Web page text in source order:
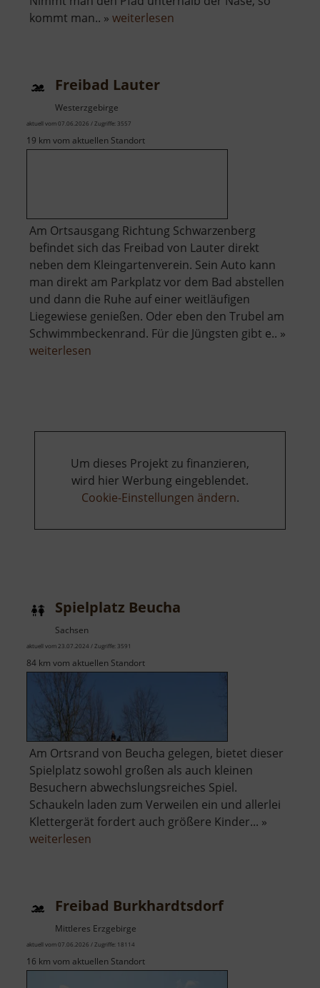
kommt man.. » weiterlesen
Freibad Lauter
Westerzgebirge
aktuell vom 07.06.2026 / Zugriffe: 3557
19 km vom aktuellen Standort
Am Ortsausgang Richtung Schwarzenberg
befindet sich das Freibad von Lauter direkt
neben dem Kleingartenverein. Sein Auto kann
man direkt am Parkplatz vor dem Bad abstellen
und dann die Ruhe auf einer weitläufigen
Liegewiese genießen. Oder eben den Trubel am
Schwimmbeckenrand. Für die Jüngsten gibt e.. »
weiterlesen
Um dieses Projekt zu finanzieren,
wird hier Werbung eingeblendet.
Cookie-Einstellungen ändern.
Spielplatz Beucha
Sachsen
aktuell vom 23.07.2024 / Zugriffe: 3591
84 km vom aktuellen Standort
Am Ortsrand von Beucha gelegen, bietet dieser
Spielplatz sowohl großen als auch kleinen
Besuchern abwechslungsreiches Spiel.
Schaukeln laden zum Verweilen ein und allerlei
Klettergerät fordert auch größere Kinder... »
weiterlesen
Freibad Burkhardtsdorf
Mittleres Erzgebirge
aktuell vom 07.06.2026 / Zugriffe: 18114
16 km vom aktuellen Standort